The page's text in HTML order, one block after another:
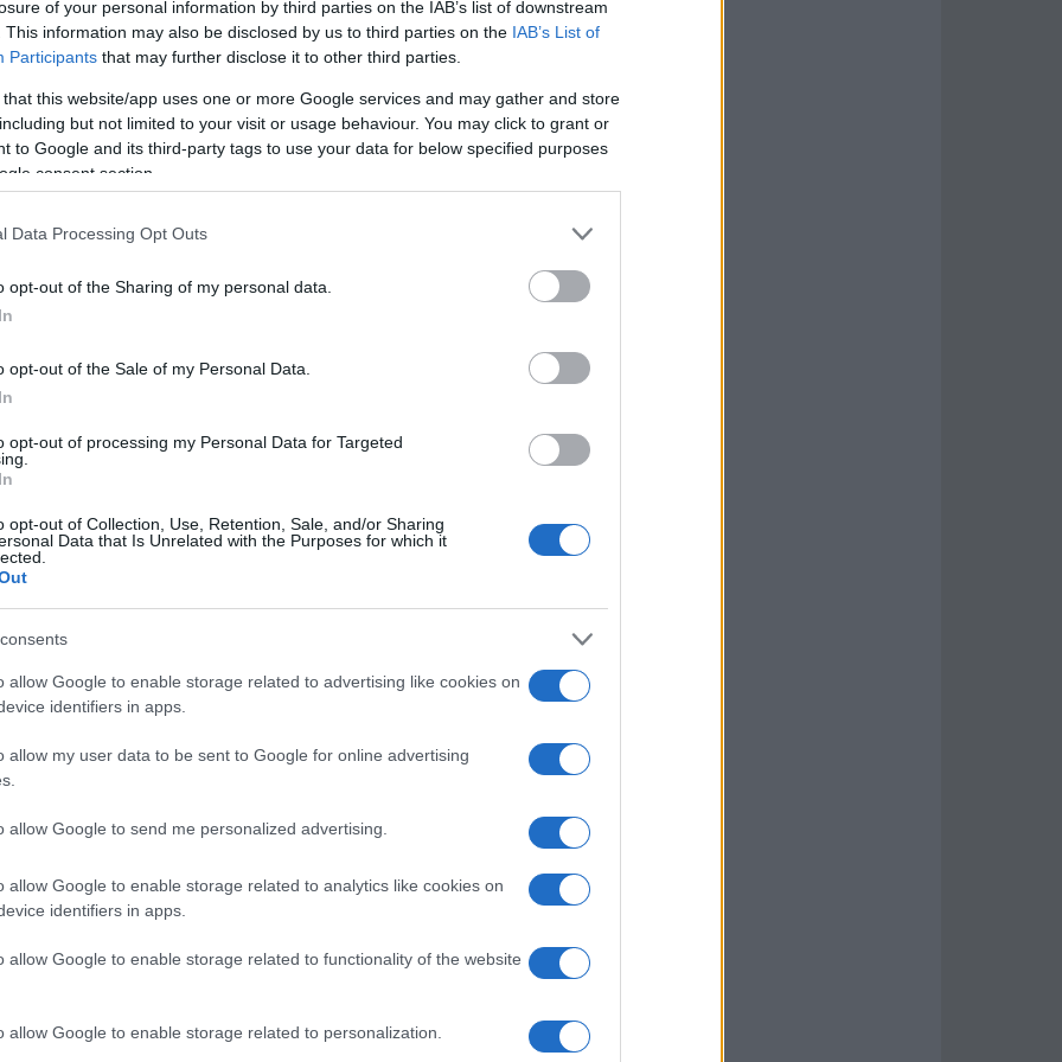
of your personal information by third parties on the IAB’s list of downstream
This information may also be disclosed by us to third parties on the IAB’s List of
Participants that may further disclose it to other third parties.
that this website/app uses one or more Google services and may gather and store
but not limited to your visit or usage behaviour. You may click to grant or
to Google and its third-party tags to use your data for below specified purposes
consent section.
Data Processing Opt Outs
opt-out of the Sharing of my personal data.
opt-out of the Sale of my Personal Data.
opt-out of processing my Personal Data for Targeted
opt-out of Collection, Use, Retention, Sale, and/or Sharing
Data that Is Unrelated with the Purposes for which it
allow Google to enable storage related to advertising like cookies on
identifiers in apps.
allow my user data to be sent to Google for online advertising
allow Google to send me personalized advertising.
allow Google to enable storage related to analytics like cookies on
identifiers in apps.
allow Google to enable storage related to functionality of the website
allow Google to enable storage related to personalization.
indebolire l’unità del club. Nel mezzo
che determineranno l’orientamento
del progetto rossonero.
il bersaglio dellacontestazione dei tifosiè
figura istituzionale: un consigliere
visibilità e autorevolezza al brand. Questo
esigenze diverse: preservare la
positiva che una personalità di rilievo
secondo la proprietà
Ibrahimovic non si misura solo sul campo
come un asset capace di attrarre sponsor,
Viene declinato come
rappresentare i valori rossoneri oltre la